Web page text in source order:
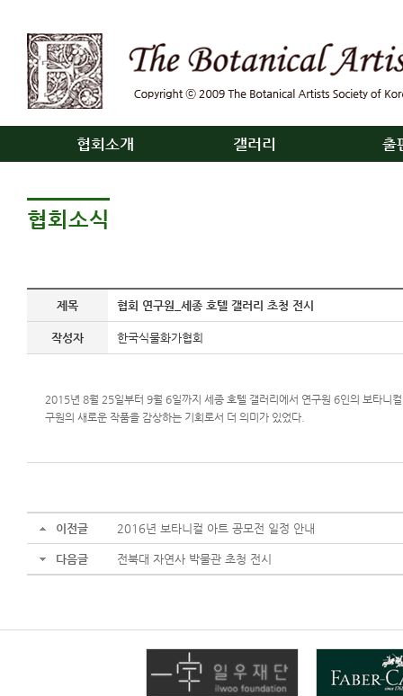
협회소개 갤러리 출
협회소식
제목 협회 연구원_세종 호텔 갤러리 초청 전시
작성자 한국식물화가협회
2015년 8월 25일부터 9월 6일까지 세종 호텔 갤러리에서 연구원 6인의 보타니
구원의 새로운 작품을 감상하는 기회로서 더 의미가 있었다.
이전글 2016년 보타니컬 아트 공모전 일정 안내
다음글 전북대 자연사 박물관 초청 전시